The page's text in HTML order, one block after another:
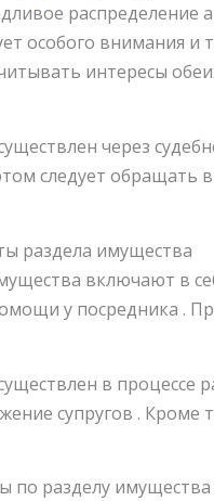
распределение
особого внимания
интересы
через
следует
раздела имущества
включают в
у посредника .
в процессе
супругов . Кроме
по разделу имущества